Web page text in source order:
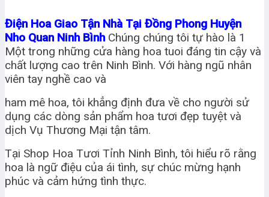
Điện Hoa Giao Tận Nhà Tại Đồng Phong Huyện
Nho Quan Ninh Bình Chúng chúng tôi tự hào là 1
Một trong những cửa hàng hoa tuoi đáng tin cậy và
chất lượng cao trên Ninh Bình. Với hàng ngũ nhân
viên tay nghề cao và
ham mê hoa, tôi khẳng định đưa về cho người sử
dụng các dòng sản phẩm hoa tươi đẹp tuyệt và
dịch Vụ Thương Mại tận tâm.
Tại Shop Hoa Tươi Tỉnh Ninh Bình, tôi hiểu rõ rằng
hoa là ngữ điệu của ái tình, sự chúc mừng hạnh
phúc và cảm hứng tình thực.